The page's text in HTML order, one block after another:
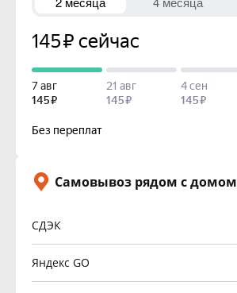
Самовывоз рядом с домом
СДЭК
Яндекс GO